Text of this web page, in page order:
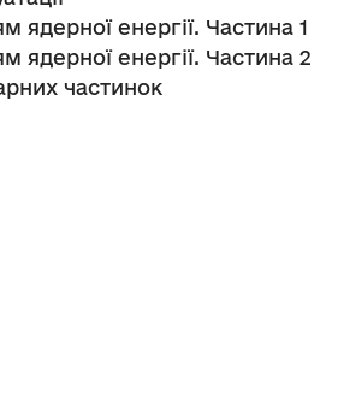
ядерної енергії. Частина 1
ядерної енергії. Частина 2
частинок